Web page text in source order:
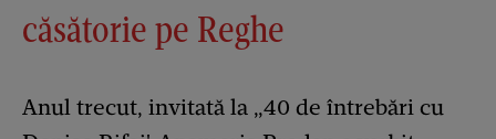
căsătorie pe Reghe
Anul trecut, invitată la „40 de întrebări cu